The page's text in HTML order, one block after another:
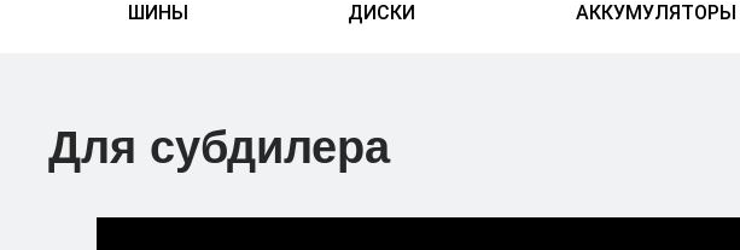
ШИНЫ ДИСКИ АККУМУЛЯТОРЫ
Для субдилера